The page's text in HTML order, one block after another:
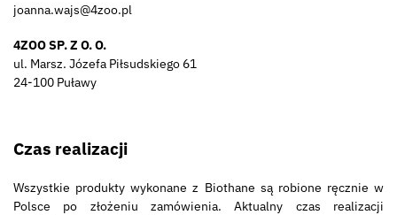
joanna.wajs@4zoo.pl
4ZOO SP. Z O. O.
ul. Marsz. Józefa Piłsudskiego 61
24-100 Puławy
Czas realizacji
Wszystkie produkty wykonane z Biothane są robione ręcznie w
Polsce po złożeniu zamówienia. Aktualny czas realizacji